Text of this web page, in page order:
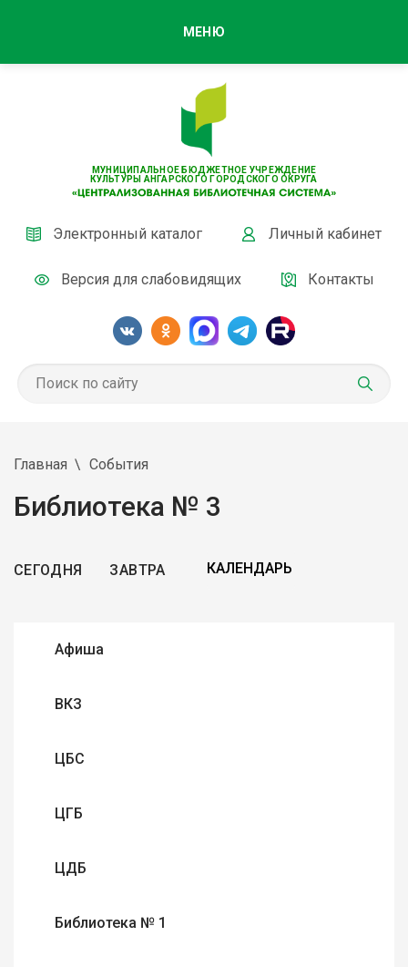
МУНИЦИПАЛЬНОЕ БЮДЖЕТНОЕ УЧРЕЖДЕНИЕ
КУЛЬТУРЫ АНГАРСКОГО ГОРОДСКОГО ОКРУГА
Электронный каталог Личный кабинет
Версия для слабовидящих Контакты
МЕНЮ
Главная События
Библиотека № 3
СЕГОДНЯ ЗАВТРА
Афиша
ВКЗ
ЦБС
ЦГБ
ЦДБ
Библиотека № 1